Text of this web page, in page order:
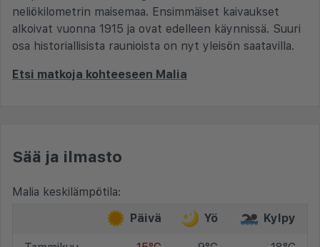
neliökilometrin maisemaa. Ensimmäiset kaivaukset
alkoivat vuonna 1915 ja ovat edelleen käynnissä. Suuri
osa historiallisista raunioista on nyt yleisön saatavilla.
Etsi matkoja kohteeseen Malia
Sää ja ilmasto
Malia keskilämpötila:
Päivä
Yö Kylpy